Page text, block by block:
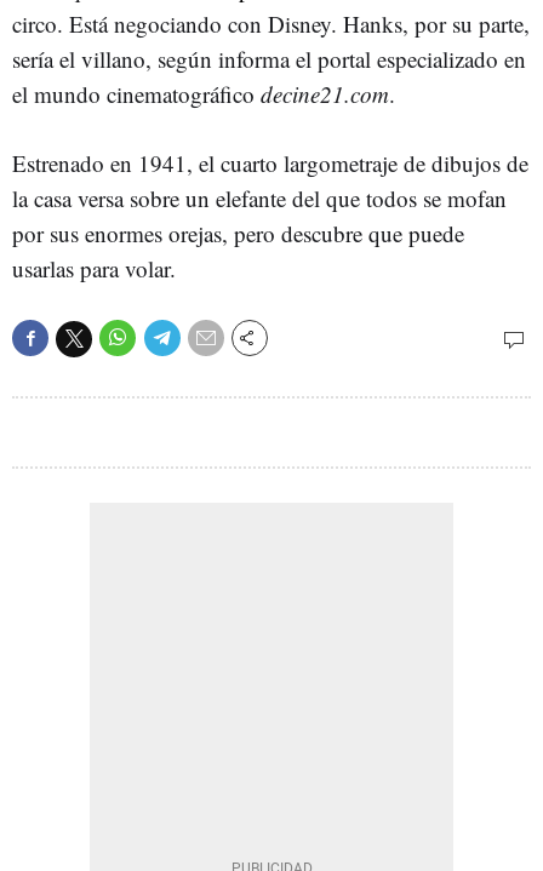
circo. Está negociando con Disney. Hanks, por su parte,
sería el villano, según informa el portal especializado en
el mundo cinematográfico decine21.com.
Estrenado en 1941, el cuarto largometraje de dibujos de
la casa versa sobre un elefante del que todos se mofan
por sus enormes orejas, pero descubre que puede
usarlas para volar.